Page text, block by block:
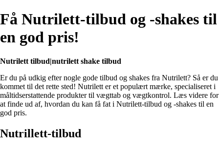
Få Nutrilett-tilbud og -shakes til
en god pris!
Nutrilett tilbud|nutrilett shake tilbud
Er du på udkig efter nogle gode tilbud og shakes fra Nutrilett? Så er du
kommet til det rette sted! Nutrilett er et populært mærke, specialiseret i
måltidserstattende produkter til vægttab og vægtkontrol. Læs videre for
at finde ud af, hvordan du kan få fat i Nutrilett-tilbud og -shakes til en
god pris.
Nutrillett-tilbud